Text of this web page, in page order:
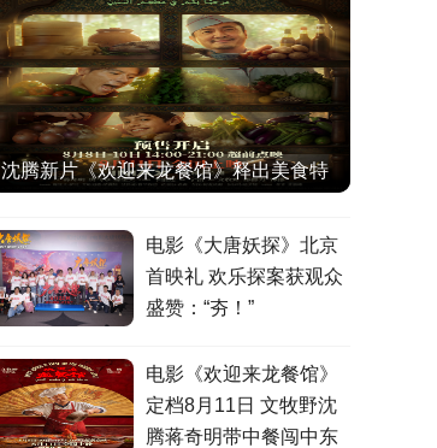
沈腾新片《欢迎来龙餐馆》释出美食特
电影《大唐妖探》北京
首映礼 欢乐探案获观众
盛赞：“夯！”
电影《欢迎来龙餐馆》
定档8月11日 文牧野沈
腾蒋奇明带中餐闯中东